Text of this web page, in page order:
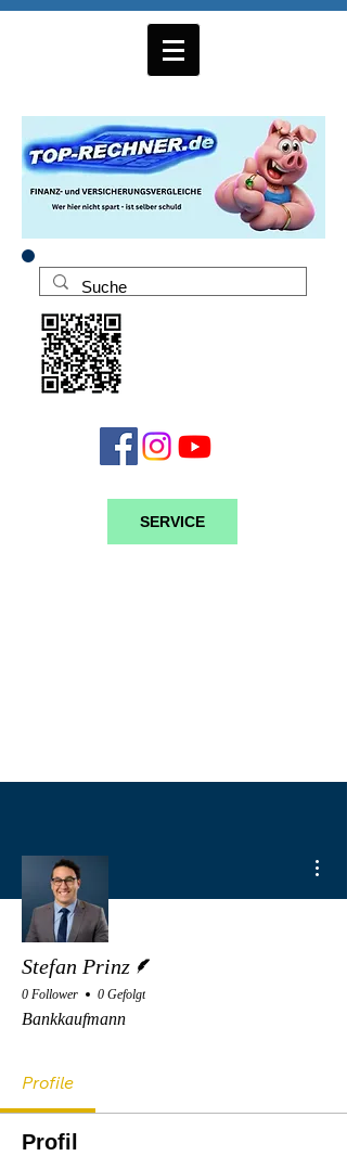
SERVICE
Stefan Prinz
0 Follower 0 Gefolgt
Bankkaufmann
Profile
Profil